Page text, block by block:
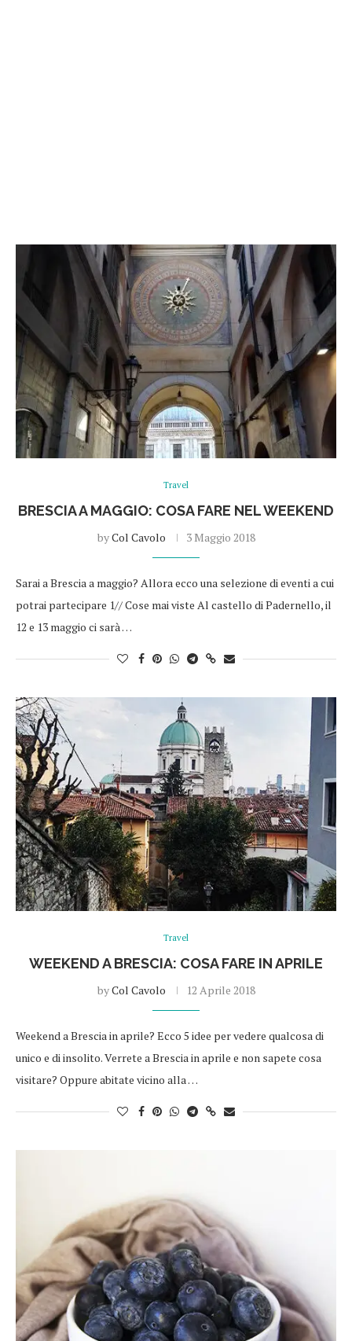
Travel
BRESCIA A MAGGIO: COSA FARE NEL WEEKEND
byCol Cavolo 3 Maggio 2018
Sarai a Brescia a maggio? Allora ecco una selezione di eventi a cui
potrai partecipare 1// Cose mai viste Al castello di Padernello, il
12 e 13 maggio ci sarà …
Travel
WEEKEND A BRESCIA: COSA FARE IN APRILE
byCol Cavolo 12 Aprile 2018
Weekend a Brescia in aprile? Ecco 5 idee per vedere qualcosa di
unico e di insolito. Verrete a Brescia in aprile e non sapete cosa
visitare? Oppure abitate vicino alla …